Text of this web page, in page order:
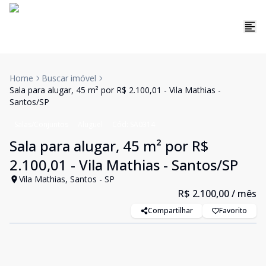
Home
Buscar imóvel
Sala para alugar, 45 m² por R$ 2.100,01 - Vila Mathias -
Santos/SP
Sala para alugar, 45 m² por R$
2.100,01 - Vila Mathias - Santos/SP
Vila Mathias, Santos - SP
R$ 2.100,00/ mês
Compartilhar Favorito